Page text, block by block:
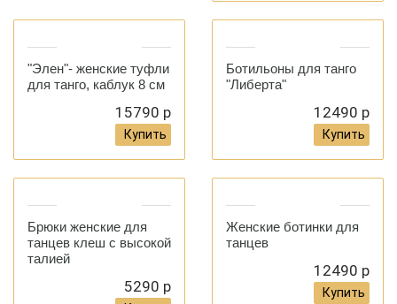
"Элен"- женские туфли
для танго, каблук 8 см
15790 р
Купить
Ботильоны для танго
"Либерта"
12490 р
Купить
Брюки женские для
танцев клеш с высокой
талией
5290 р
Женские ботинки для
танцев
12490 р
Купить